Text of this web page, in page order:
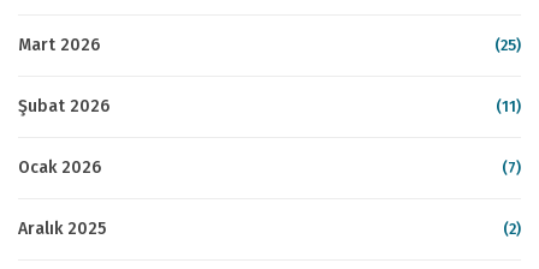
Mart 2026 (25)
Şubat 2026 (11)
Ocak 2026 (7)
Aralık 2025 (2)